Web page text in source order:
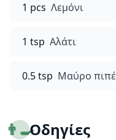
1 pcs Λεμόνι
1 tsp Αλάτι
0.5 tsp Μαύρο
👨‍🍳Οδηγίες